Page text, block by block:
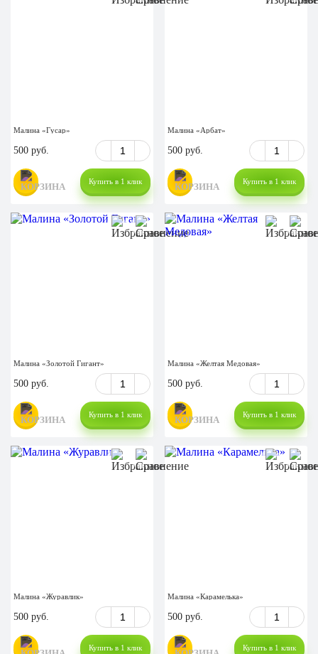
Малина «Гусар»
500 руб.
Купить в 1 клик
Малина «Арбат»
500 руб.
Купить в 1 клик
Малина «Золотой Гигант»
500 руб.
Купить в 1 клик
Малина «Желтая Медовая»
500 руб.
Купить в 1 клик
Малина «Журавлик»
500 руб.
Купить в 1 клик
Малина «Карамелька»
500 руб.
Купить в 1 клик